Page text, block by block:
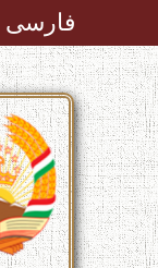
فارسی